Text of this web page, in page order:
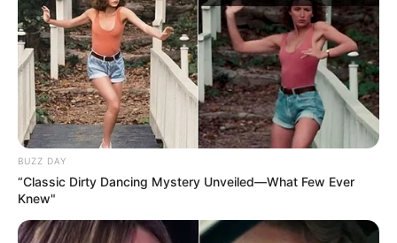
BUZZ DAY
“Classic Dirty Dancing Mystery Unveiled—What Few Ever
Knew"